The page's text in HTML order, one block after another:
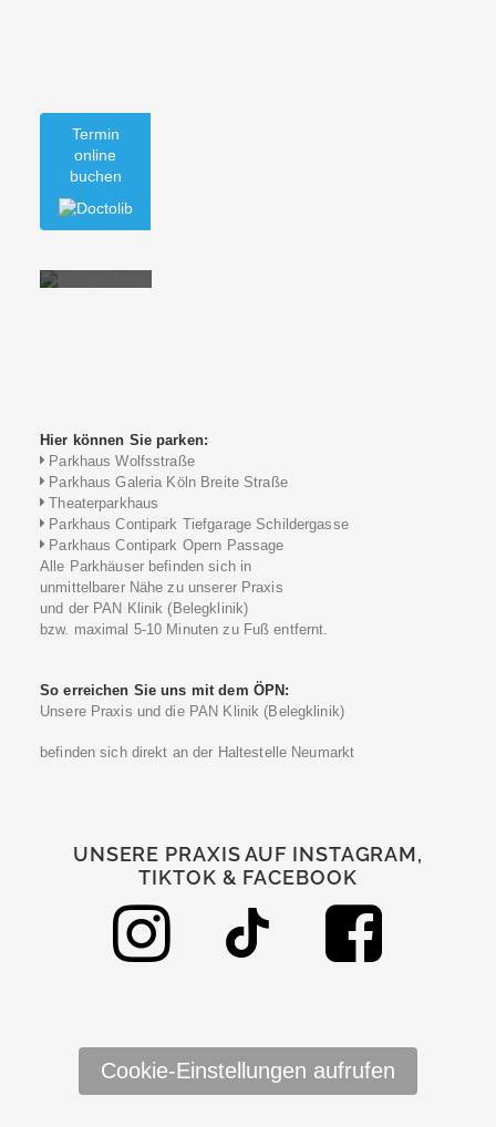
Termin
online
buchen
Mehr
erfahren
Karte
laden
Hier können Sie parken:
Parkhaus Wolfsstraße
Parkhaus Galeria Köln Breite Straße
Theaterparkhaus
Parkhaus Contipark Tiefgarage Schildergasse
Parkhaus Contipark Opern Passage
Alle Parkhäuser befinden sich in
unmittelbarer Nähe zu unserer Praxis
und der PAN Klinik (Belegklinik)
bzw. maximal 5-10 Minuten zu Fuß entfernt.
So erreichen Sie uns mit dem ÖPN:
Unsere Praxis und die PAN Klinik (Belegklinik)
befinden sich direkt an der Haltestelle Neumarkt
UNSERE PRAXIS AUF INSTAGRAM,
TIKTOK & FACEBOOK
Cookie-Einstellungen aufrufen